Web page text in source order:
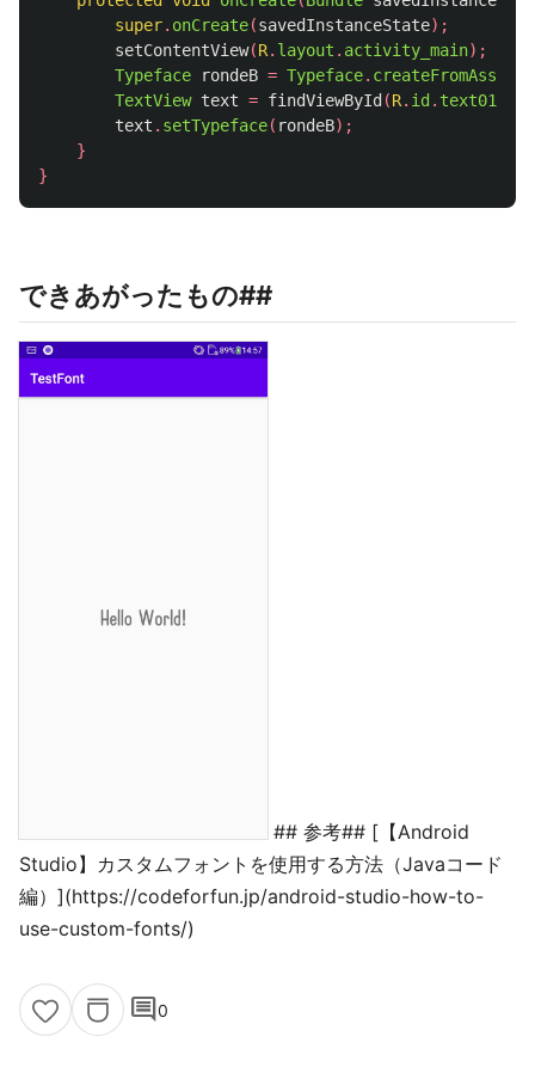
super. onCreate(savedInstanceState);
setContentView(R. layout . activity_main);
Typeface
rondeB = Typeface. createFromAsset
TextView text = findViewById (R. id . text01
text . setTypeface( rondeB);
}
}
できあがったもの##
## 参考## [【Android
Studio】カスタムフォントを使用する方法（Javaコード
編）](https://codeforfun.jp/android-studio-how-to-
use-custom-fonts/)
comment0